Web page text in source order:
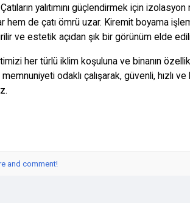
Çatıların yalıtımını güçlendirmek için
hem de çatı ömrü uzar. Kiremit boyama
ve estetik açıdan şık bir görünüm elde
her türlü iklim koşuluna ve binanın
odaklı çalışarak, güvenli, hızlı
and comment!